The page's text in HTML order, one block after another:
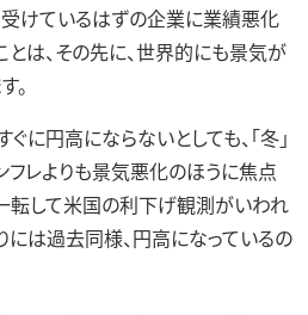
受けているはずの企業に業績悪化
とは、その先に、世界的にも景気が
。
ぐに円高にならないとしても、「冬」
フレよりも景気悪化のほうに焦点
転して米国の利下げ観測がいわれ
には過去同様、円高になっているの